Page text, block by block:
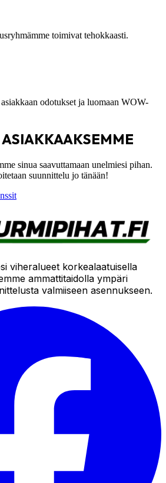
toimivat tehokkaasti.
odotukset ja luomaan WOW-
sinua saavuttamaan unelmiesi pihan.
suunnittelu jo tänään!
viheralueet korkealaatuisella
ammattitaidolla ympäri
valmiiseen asennukseen.